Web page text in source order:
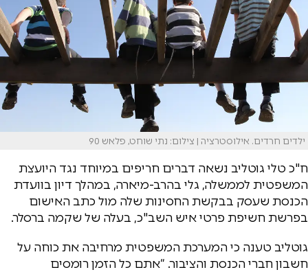
ילדים חרדים. אילוסטרציה | צילום: נתי שוחט, פלאש 90
ח"כ טלי גוטליב נשאה דברים חריפים במיוחד נגד היועצת
המשפטית לממשלה, גלי בהרב-מיארה, במהלך דיון בוועדת
הכנסת שעסק בבקשת החסינות שלה מול כתב האישום
בפרשת חשיפת פרטי איש השב"כ, בעלה של שקמה ברסלר.
גוטליב טענה כי המערכת המשפטית מרחיבה את כוחה על
חשבון חברי הכנסת והציבור. “אתם כל הזמן רומסים